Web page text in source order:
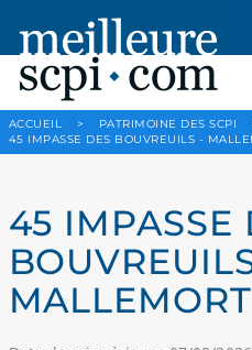
ACCUEIL > PATRIMOINE DES SCPI
45 IMPASSE DES BOUVREUILS -
45 IMPASSE